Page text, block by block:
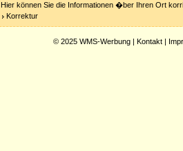
Hier können Sie die Informationen �ber Ihren Ort
Korrektur
© 2025 WMS-Werbung | Kontakt |